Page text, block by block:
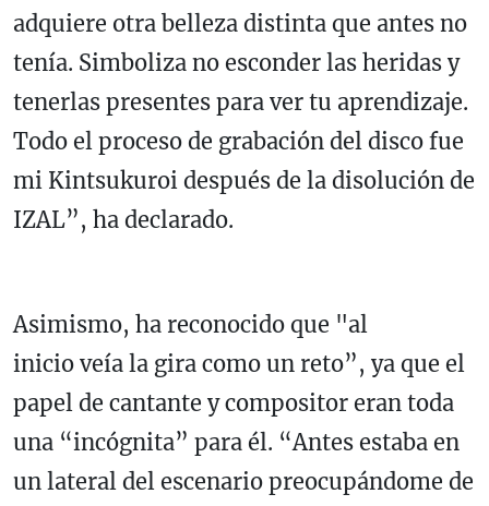
adquiere otra belleza distinta que antes no
tenía. Simboliza no esconder las heridas y
tenerlas presentes para ver tu aprendizaje.
Todo el proceso de grabación del disco fue
mi Kintsukuroi después de la disolución de
IZAL”, ha declarado.
Asimismo, ha reconocido que "al
inicio veía la gira como un reto”, ya que el
papel de cantante y compositor eran toda
una “incógnita” para él. “Antes estaba en
un lateral del escenario preocupándome de